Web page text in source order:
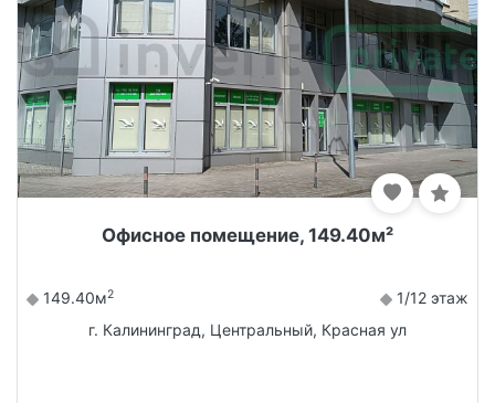
Офисное помещение, 149.40м²
149.40м2
1/12 этаж
г. Калининград, Центральный, Красная ул